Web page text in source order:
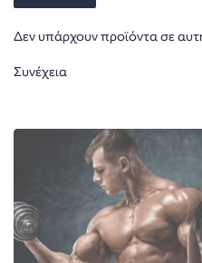
Δεν υπάρχουν προϊόντα σε
Συνέχεια